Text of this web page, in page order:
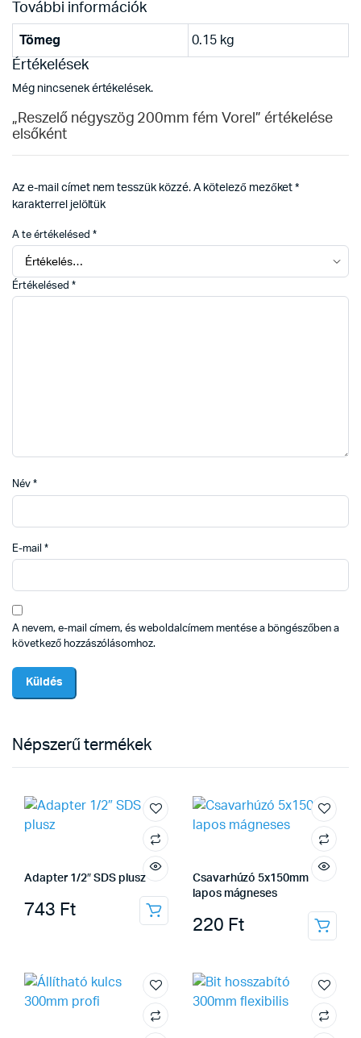
További információk
Tömeg 0.15 kg
Értékelések
Még nincsenek értékelések.
„Reszelő négyszög 200mm fém Vorel” értékelése
elsőként
Az e-mail címet nem tesszük közzé. A kötelező mezőket*
karakterrel jelöltük
A te értékelésed *
Értékelésed *
Név *
E-mail *
A nevem, e-mail címem, és weboldalcímem mentése a böngészőben a
következő hozzászólásomhoz.
Népszerű termékek
Adapter 1/2″ SDS plusz
743 Ft
Csavarhúzó 5x150mm
lapos mágneses
220 Ft